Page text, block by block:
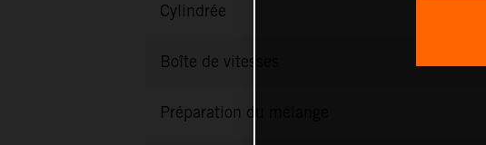
Cylindrée
Boîte de vitesses
Préparation du mélange